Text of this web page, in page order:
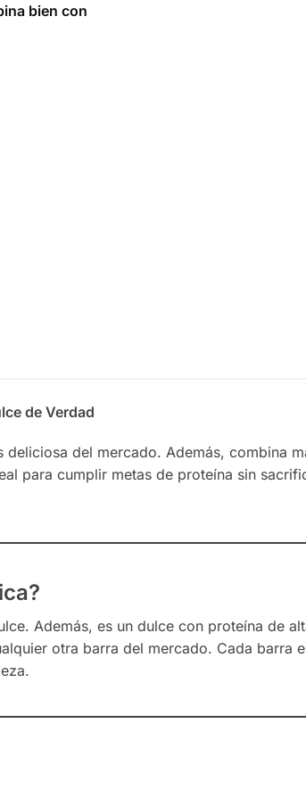
bien con
de Verdad
del mercado. Además, combina
para cumplir metas de proteína sin
Además, es un dulce con proteína de
otra barra del mercado. Cada barra